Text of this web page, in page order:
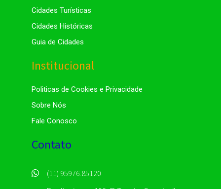
Cidades Turísticas
Cidades Históricas
Guia de Cidades
Institucional
Politicas de Cookies e Privacidade
Sobre Nós
Fale Conosco
Contato
(11) 95976.85120